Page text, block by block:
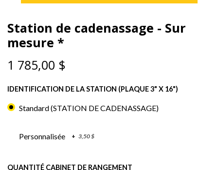
Station de cadenassage - Sur
mesure *
1 785,00 $
IDENTIFICATION DE LA STATION (PLAQUE 3" X 16")
Standard (STATION DE CADENASSAGE)
Personnalisée + 3,50$
QUANTITÉ CABINET DE RANGEMENT